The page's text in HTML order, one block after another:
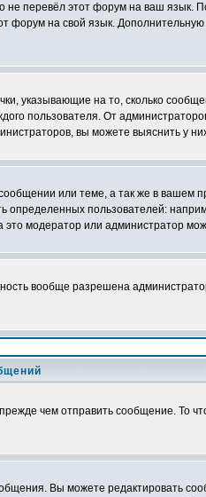
не перевёл этот форум на ваш
форум на свой язык.
указывающие на то, сколько
пользователя. От
вы можете выяснить у
или теме, а так же в вашем
пользователей:
модератор или администратор
вообще разрешена
чем отправить сообщение. То
Вы можете редактировать